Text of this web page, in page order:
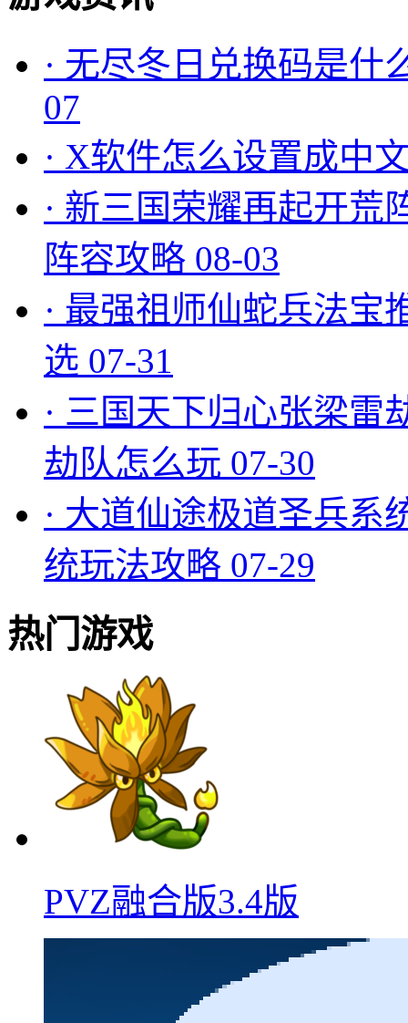
· 无尽冬日兑换码是什
07
· X软件怎么设置成中
· 新三国荣耀再起开荒
阵容攻略 08-03
· 最强祖师仙蛇兵法宝
选 07-31
· 三国天下归心张梁雷
劫队怎么玩 07-30
· 大道仙途极道圣兵系
统玩法攻略 07-29
热门游戏
PVZ融合版3.4版